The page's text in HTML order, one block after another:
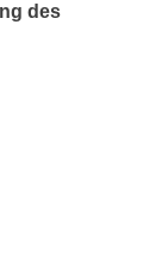
des